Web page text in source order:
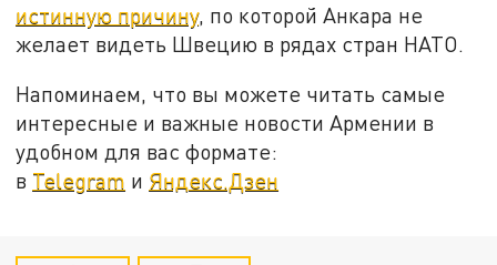
истинную причину, по которой Анкара не
желает видеть Швецию в рядах стран НАТО.
Напоминаем, что вы можете читать самые
интересные и важные новости Армении в
удобном для вас формате:
в Telegram и Яндекс.Дзен